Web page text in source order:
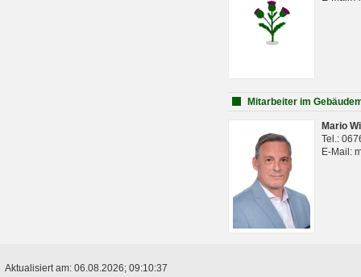
Mitarbeiter im
Mario
Tel.:
E-Mail:
Aktualisiert am: 06.08.2026; 09:10:37